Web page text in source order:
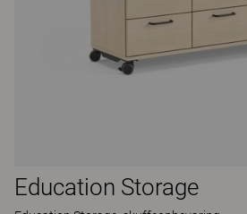
Education Storage